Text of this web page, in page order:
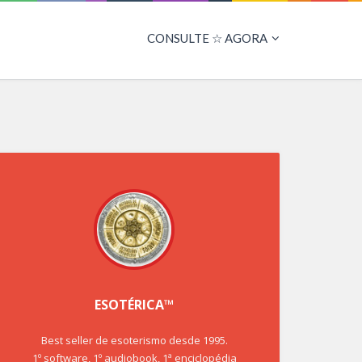
CONSULTE ☆ AGORA
ESOTÉRICA™
Best seller de esoterismo desde 1995.
1º software, 1º audiobook, 1ª enciclopédia